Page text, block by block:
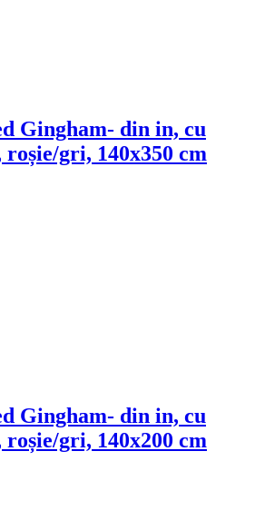
Gingham- din in, cu
gri, 140x350 cm
Gingham- din in, cu
gri, 140x200 cm